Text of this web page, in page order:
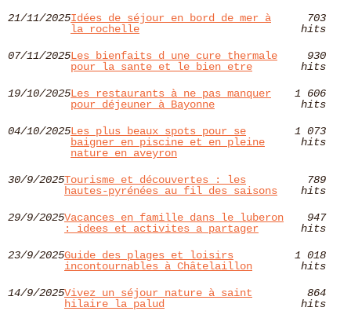
21/11/2025Idées de séjour en bord de mer à
la rochelle
703
hits
07/11/2025Les bienfaits d une cure thermale
pour la sante et le bien etre
930
hits
19/10/2025Les restaurants à ne pas manquer
pour déjeuner à Bayonne
1 606
hits
04/10/2025Les plus beaux spots pour se
baigner en piscine et en pleine
nature en aveyron
1 073
hits
30/9/2025Tourisme et découvertes : les
hautes-pyrénées au fil des saisons
789
hits
29/9/2025Vacances en famille dans le luberon
: idees et activites a partager
947
hits
23/9/2025Guide des plages et loisirs
incontournables à Châtelaillon
1 018
hits
14/9/2025Vivez un séjour nature à saint
hilaire la palud
864
hits